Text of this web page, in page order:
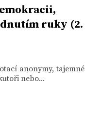
ruky (2.
anonymy, tajemné
nebo...